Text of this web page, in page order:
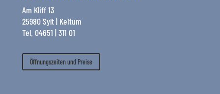
Am Kliff 13
25980 Sylt | Keitum
Tel. 04651 | 311 01
Öffnungszeiten und Preise